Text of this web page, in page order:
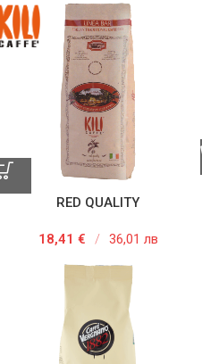
RED QUALITY
18,41 € / 36,01 лв